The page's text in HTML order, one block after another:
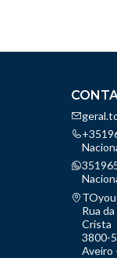
Rua
Crista
3800-
Aveiro